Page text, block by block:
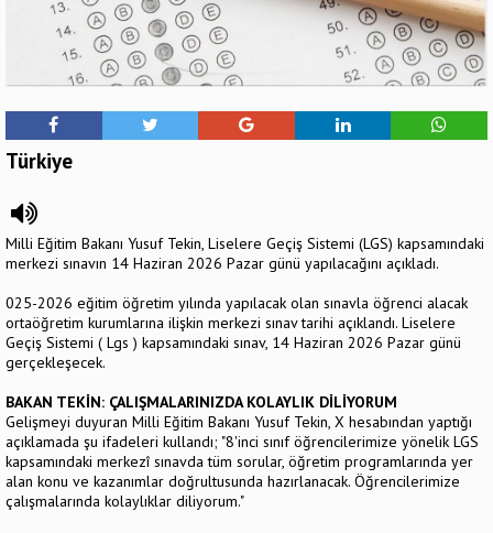
Türkiye
Milli Eğitim Bakanı Yusuf Tekin, Liselere Geçiş Sistemi (LGS) kapsamındaki
merkezi sınavın 14 Haziran 2026 Pazar günü yapılacağını açıkladı.
025-2026 eğitim öğretim yılında yapılacak olan sınavla öğrenci alacak
ortaöğretim kurumlarına ilişkin merkezi sınav tarihi açıklandı. Liselere
Geçiş Sistemi ( Lgs ) kapsamındaki sınav, 14 Haziran 2026 Pazar günü
gerçekleşecek.
BAKAN TEKİN: ÇALIŞMALARINIZDA KOLAYLIK DİLİYORUM
Gelişmeyi duyuran Milli Eğitim Bakanı Yusuf Tekin, X hesabından yaptığı
açıklamada şu ifadeleri kullandı; "8'inci sınıf öğrencilerimize yönelik LGS
kapsamındaki merkezî sınavda tüm sorular, öğretim programlarında yer
alan konu ve kazanımlar doğrultusunda hazırlanacak. Öğrencilerimize
çalışmalarında kolaylıklar diliyorum."